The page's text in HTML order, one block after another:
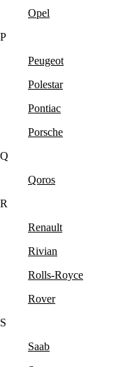
Opel
P
Peugeot
Polestar
Pontiac
Porsche
Q
Qoros
R
Renault
Rivian
Rolls-Royce
Rover
S
Saab